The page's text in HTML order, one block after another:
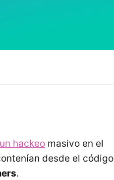
hackeo masivo en el
desde el código
.